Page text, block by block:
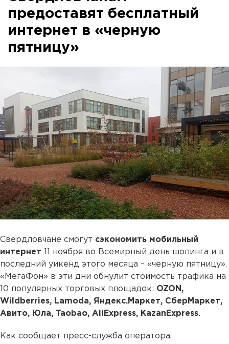
предоставят бесплатный
интернет в «черную
пятницу»
Свердловчане смогут сэкономить мобильный
интернет
11 ноября во Всемирный день шопинга и в
последний уикенд этого месяца – «черную пятницу».
«МегаФон» в эти дни обнулит стоимость трафика на
10 популярных торговых площадок: OZON,
Wildberries, Lamoda, Яндекс.Маркет, СберМаркет,
Авито, Юла, Taobao, AliExpress, KazanExpress.
Как сообщает пресс-служба оператора,